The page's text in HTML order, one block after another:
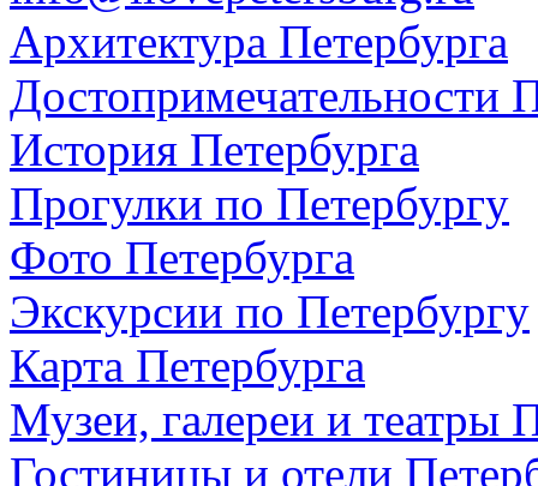
Архитектура Петербурга
Достопримечательности
История Петербурга
Прогулки по Петербургу
Фото Петербурга
Экскурсии по Петербургу
Карта Петербурга
Музеи, галереи и театры
Гостиницы и отели